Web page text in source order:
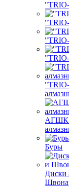
АГШК
Буры
Диски